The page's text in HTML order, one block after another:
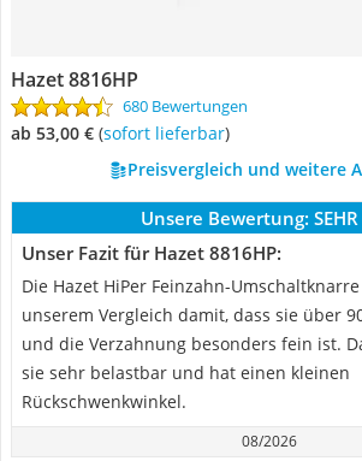
Hazet 8816HP
680 Bewertungen
ab 53,00 € ( Sofort lieferbar)
Preisvergleich und weitere
Unsere Bewertung:
Unser Fazit für Hazet 8816HP:
Die Hazet HiPer Feinzahn-
unserem Vergleich damit, dass sie über
und die Verzahnung besonders fein ist.
sie sehr belastbar und hat einen kleinen
Rückschwenkwinkel.
08/2026